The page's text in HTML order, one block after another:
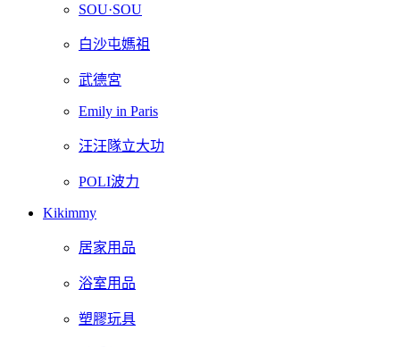
SOU·SOU
白沙屯媽祖
武德宮
Emily in Paris
汪汪隊立大功
POLI波力
Kikimmy
居家用品
浴室用品
塑膠玩具